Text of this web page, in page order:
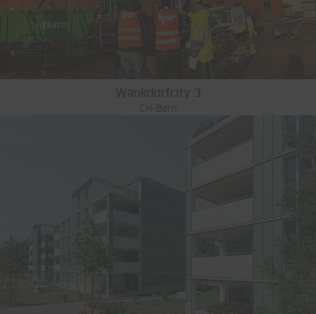
Wankdorfcity 3
CH-Bern